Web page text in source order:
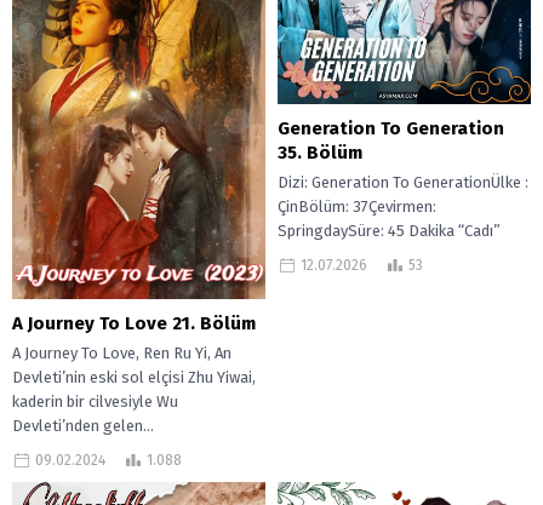
A Journey To Love 21. Bölüm
A Journey To Love, Ren Ru Yi, An
Devleti’nin eski sol elçisi Zhu Yiwai,
kaderin bir cilvesiyle Wu
Devleti’nden gelen...
09.02.2024 1.088
Generation To Generation
35. Bölüm
Dizi: Generation To GenerationÜlke :
ÇinBölüm: 37Çevirmen:
SpringdaySüre: 45 Dakika “Cadı”
olmaya mahkum olan enerjik bir kız
12.07.2026 53